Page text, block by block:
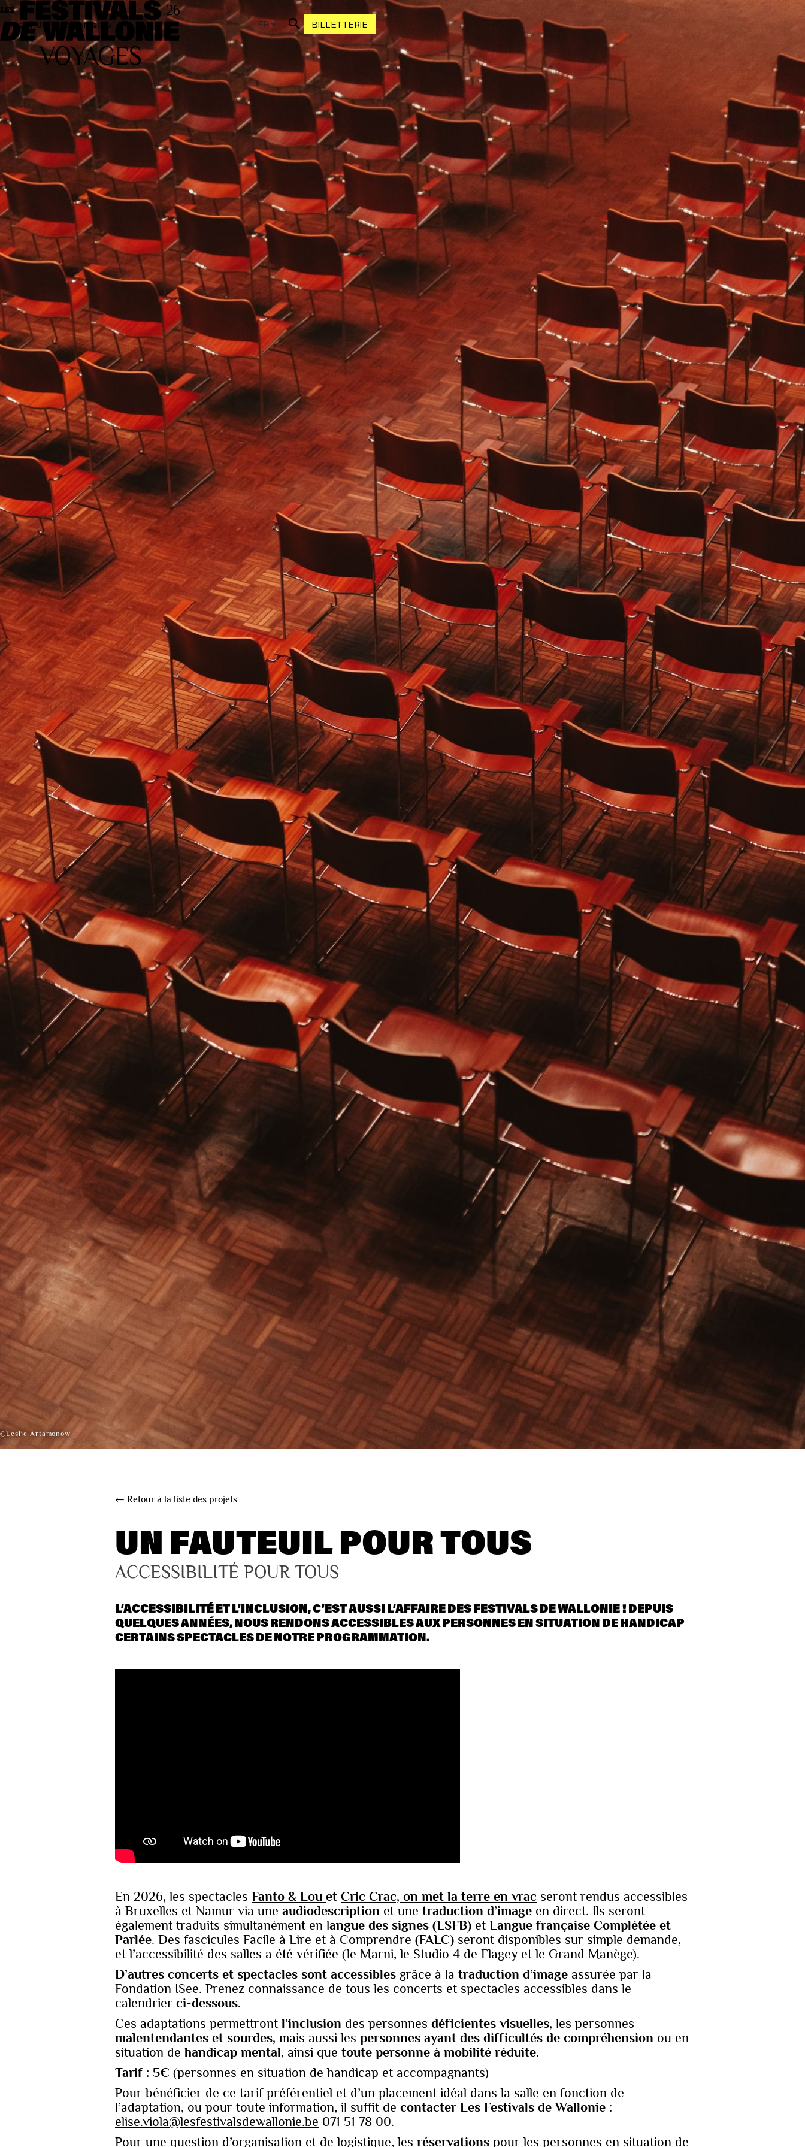
AgendaProjetsArtistes FR BILLETTERIE
©Leslie Artamonow
← Retour à la liste des projets
UN FAUTEUIL POUR TOUS
ACCESSIBILITÉ POUR TOUS
L’ACCESSIBILITÉET L’INCLUSION, C’EST AUSSI L’AFFAIRE DES FESTIVALS DE WALLONIE ! DEPUIS
QUELQUES ANNÉES, NOUS RENDONS ACCESSIBLES AUXPERSONNES EN SITUATION DE HANDICAP
CERTAINS SPECTACLES DE NOTRE PROGRAMMATION.
En 2026,les spectacles Fanto & Lou et Cric Crac, on met la terre en vrac seront rendus accessibles
à Bruxelles et Namur via une audiodescription et une traduction d’image en direct. Ils seront
également traduits simultanément en langue des signes (LSFB) et Langue française Complétée et
Parlée. Des fascicules Facile à Lire et à Comprendre (FALC) seront disponibles sur simple demande,
et l’accessibilité des salles a été vérifiée (le Marni, le Studio 4 de Flagey et le Grand Manège).
D’autres concerts et spectacles sont accessibles grâce à la traduction d’image assurée par la
Fondation ISee. Prenez connaissance de tous les concerts et spectacles accessibles dans le
calendrier ci-dessous.
Ces adaptations permettrontl’inclusion des personnes déficientes visuelles, les personnes
malentendantes et sourdes, mais aussi les personnes ayant des difficultés de compréhension ou en
situation dehandicap mental, ainsi que toute personne à mobilité réduite.
Tarif : 5€ (personnes en situation de handicap et accompagnants)
Pour bénéficier de ce tarif préférentiel et d’un placement idéal dans la salle en fonction de
l’adaptation, ou pour toute information, il suffit de contacter Les Festivals de Wallonie :
elise.viola@lesfestivalsdewallonie.be 071 51 78 00.
Pour une question d’organisation et de logistique, les réservations pour les personnes en situation de